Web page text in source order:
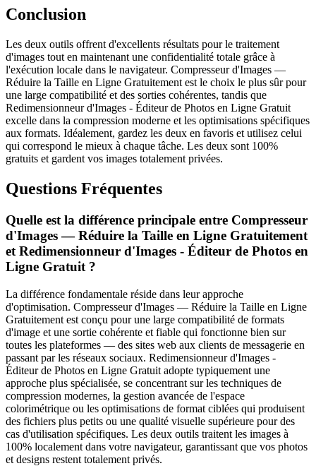
Conclusion
Les deux outils offrent d'excellents résultats pour le traitement
d'images tout en maintenant une confidentialité totale grâce à
l'exécution locale dans le navigateur. Compresseur d'Images —
Réduire la Taille en Ligne Gratuitement est le choix le plus sûr pour
une large compatibilité et des sorties cohérentes, tandis que
Redimensionneur d'Images - Éditeur de Photos en Ligne Gratuit
excelle dans la compression moderne et les optimisations spécifiques
aux formats. Idéalement, gardez les deux en favoris et utilisez celui
qui correspond le mieux à chaque tâche. Les deux sont 100%
gratuits et gardent vos images totalement privées.
Questions Fréquentes
Quelle est la différence principale entre Compresseur
d'Images — Réduire la Taille en Ligne Gratuitement
et Redimensionneur d'Images - Éditeur de Photos en
Ligne Gratuit ?
La différence fondamentale réside dans leur approche
d'optimisation. Compresseur d'Images — Réduire la Taille en Ligne
Gratuitement est conçu pour une large compatibilité de formats
d'image et une sortie cohérente et fiable qui fonctionne bien sur
toutes les plateformes — des sites web aux clients de messagerie en
passant par les réseaux sociaux. Redimensionneur d'Images -
Éditeur de Photos en Ligne Gratuit adopte typiquement une
approche plus spécialisée, se concentrant sur les techniques de
compression modernes, la gestion avancée de l'espace
colorimétrique ou les optimisations de format ciblées qui produisent
des fichiers plus petits ou une qualité visuelle supérieure pour des
cas d'utilisation spécifiques. Les deux outils traitent les images à
100% localement dans votre navigateur, garantissant que vos photos
et designs restent totalement privés.